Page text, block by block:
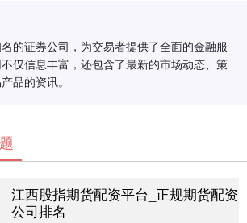
的证券公司，为交易者提供了全面的金融服
仅信息丰富，还包含了最新的市场动态、策
品的资讯。
江西股指期货配资平台_正规期货配资
公司排名